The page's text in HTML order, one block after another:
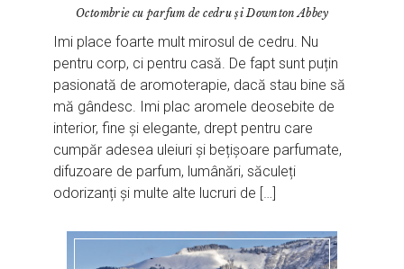
Octombrie cu parfum de cedru și Downton Abbey
Imi place foarte mult mirosul de cedru. Nu
pentru corp, ci pentru casă. De fapt sunt puțin
pasionată de aromoterapie, dacă stau bine să
mă gândesc. Imi plac aromele deosebite de
interior, fine și elegante, drept pentru care
cumpăr adesea uleiuri și bețișoare parfumate,
difuzoare de parfum, lumânări, săculeți
odorizanți și multe alte lucruri de […]